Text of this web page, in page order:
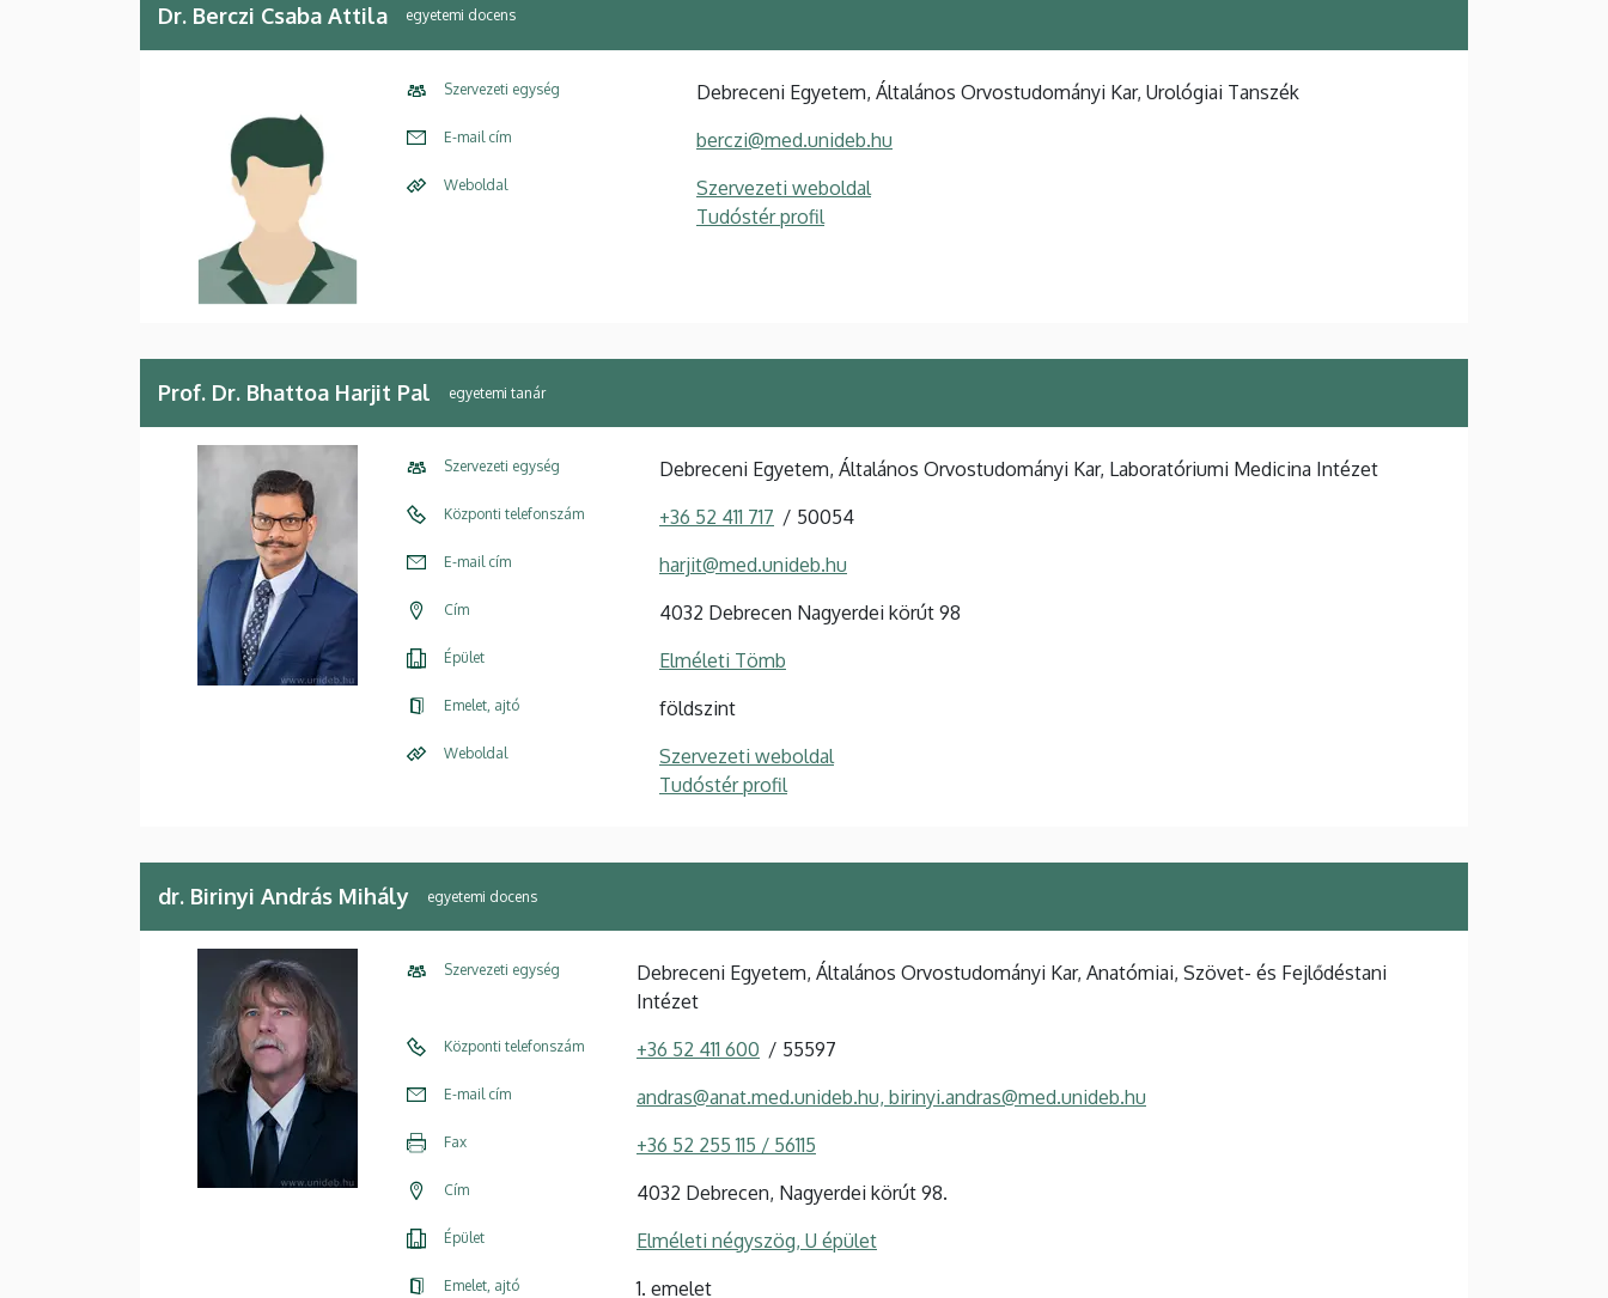
Dr. Berczi Csaba Attila egyetemi docens
Szervezeti egység Debreceni Egyetem, Általános Orvostudományi Kar, Urológiai Tanszék
E-mail cím berczi@med.unideb.hu
Weboldal
Szervezeti weboldal
Tudóstér profil
Prof. Dr. Bhattoa Harjit Pal egyetemi tanár
Szervezeti egység Debreceni Egyetem, Általános Orvostudományi Kar, Laboratóriumi Medicina Intézet
Központi telefonszám +36 52 411 717 50054
E-mail cím harjit@med.unideb.hu
Cím 4032 Debrecen Nagyerdei körút 98
Épület Elméleti Tömb
Emelet, ajtó földszint
Weboldal
Szervezeti weboldal
Tudóstér profil
dr. Birinyi András Mihály egyetemi docens
Szervezeti egység
Debreceni Egyetem, Általános Orvostudományi Kar, Anatómiai, Szövet- és Fejlődéstani
Intézet
Központi telefonszám +36 52 411 600 55597
E-mail cím andras@anat.med.unideb.hu, birinyi.andras@med.unideb.hu
Fax +36 52 255 115 / 56115
Cím 4032 Debrecen, Nagyerdei körút 98.
Épület Elméleti négyszög, U épület
Emelet, ajtó 1. emelet